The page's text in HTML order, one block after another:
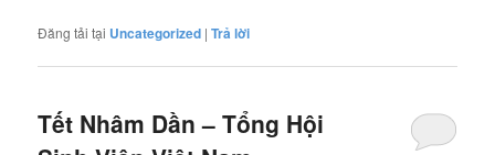
Đăng tải tại Uncategorized |Trả lời
Tết Nhâm Dần – Tổng Hội